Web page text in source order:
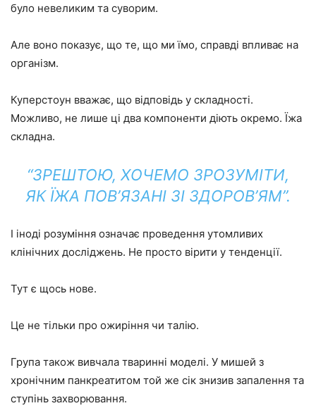
було невеликим та суворим.
Але воно показує, що те, що ми їмо, справді впливає на
організм.
Куперстоун вважає, що відповідь у складності.
Можливо, не лише ці два компоненти діють окремо. Їжа
складна.
“ЗРЕШТОЮ, ХОЧЕМО ЗРОЗУМІТИ,
ЯК ЇЖА ПОВ’ЯЗАНІ ЗІ ЗДОРОВ’ЯМ”.
І іноді розуміння означає проведення утомливих
клінічних досліджень. Не просто вірити у тенденції.
Тут є щось нове.
Це не тільки про ожиріння чи талію.
Група також вивчала тваринні моделі. У мишей з
хронічним панкреатитом той же сік знизив запалення та
ступінь захворювання.